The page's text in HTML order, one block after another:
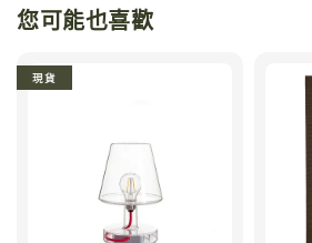
您可能也喜歡
現貨